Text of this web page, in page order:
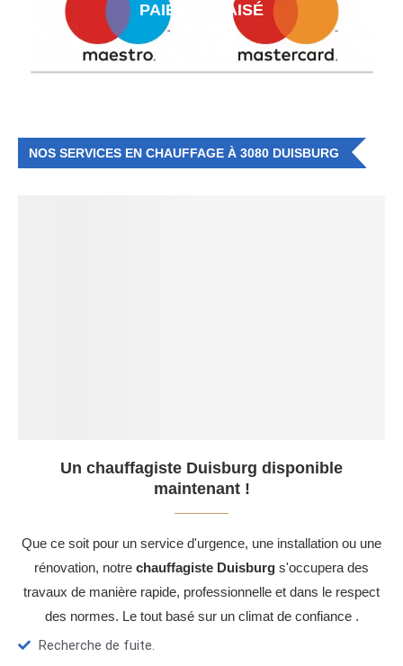
PAIEMENT AISÉ
NOS SERVICES EN CHAUFFAGE À 3080 DUISBURG
Un chauffagiste Duisburg disponible
maintenant !
Que ce soit pour un service d'urgence, une installation ou une
rénovation, notre chauffagiste Duisburg s'occupera des
travaux de manière rapide, professionnelle et dans le respect
des normes. Le tout basé sur un climat de confiance .
Recherche de fuite.